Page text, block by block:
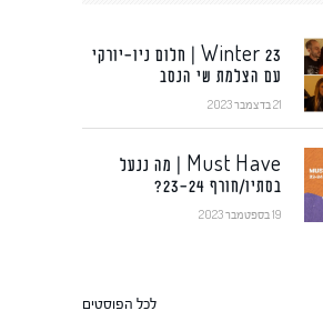
Winter 23 | חלום ניו-יורקי
עם הצלמת שי הנסב
21 בדצמבר 2023
Must Have | מה ננעל
בסתיו/חורף 23-24?
19 בספטמבר 2023
לכל הפוסטים